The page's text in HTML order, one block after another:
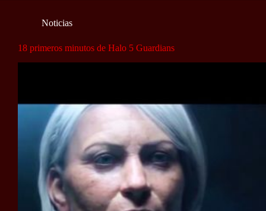
Noticias
18 primeros minutos de Halo 5 Guardians